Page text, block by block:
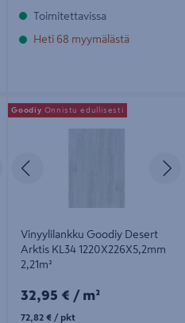
Toimitettavissa
Heti 68 myymälästä
Seuraava
Vinyylilankku Goodiy Desert Arktis
KL34 1220X226X5,2mm 2,21m²
Vinyylilankku Goodiy Desert
Arktis KL34 1220X226X5,2mm
2,21m²
32,95€/m²
32,95 € / m²
72,82€/pkt
72,82 € / pkt
Goodiy Onnistu edullisesti